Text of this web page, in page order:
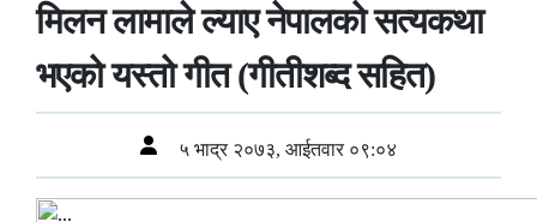
मिलन लामाले ल्याए नेपालको सत्यकथा
भएको यस्तो गीत (गीतीशब्द सहित)
५ भाद्र २०७३, आईतवार ०९:०४